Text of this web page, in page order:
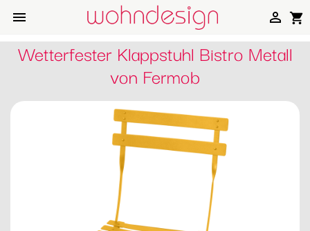
 shopping_cart

Wetterfester Klappstuhl Bistro Metall
von Fermob